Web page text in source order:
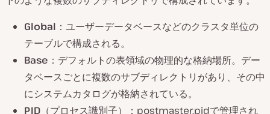
Global ：ユーザーデータベースなどのクラスタ単位の
テーブルで構成される。
Base ：デフォルトの表領域の物理的な格納場所。デー
タベースごとに複数のサブディレクトリがあり、その中
にシステムカタログが格納されている。
PID （プロセス識別子）：postmaster.pidで管理され